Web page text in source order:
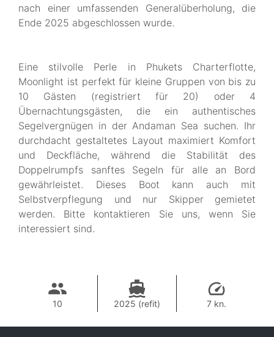
nach einer umfassenden Generalüberholung, die
Ende 2025 abgeschlossen wurde.
Eine stilvolle Perle in Phukets Charterflotte,
Moonlight ist perfekt für kleine Gruppen von bis zu
10 Gästen (registriert für 20) oder 4
Übernachtungsgästen, die ein authentisches
Segelvergnügen in der Andaman Sea suchen. Ihr
durchdacht gestaltetes Layout maximiert Komfort
und Deckfläche, während die Stabilität des
Doppelrumpfs sanftes Segeln für alle an Bord
gewährleistet. Dieses Boot kann auch mit
Selbstverpflegung und nur Skipper gemietet
werden. Bitte kontaktieren Sie uns, wenn Sie
interessiert sind.
10 2025 (refit) 7 kn.